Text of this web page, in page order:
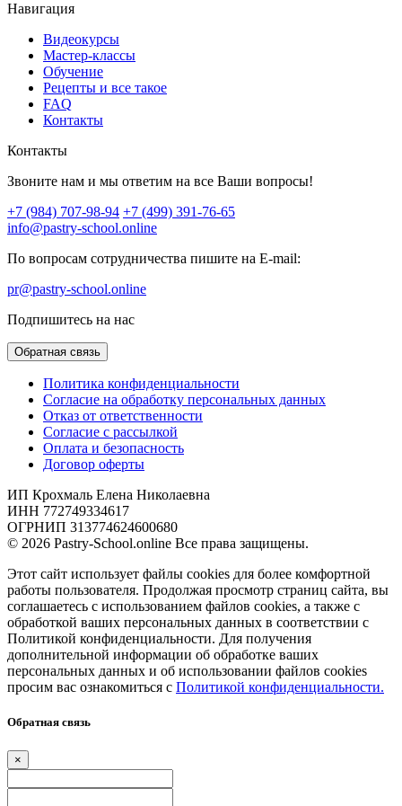
Навигация
Видеокурсы
Мастер-классы
Обучение
Рецепты и все такое
FAQ
Контакты
Контакты
Звоните нам и мы ответим на все Ваши вопросы!
+7 (984) 707-98-94 +7 (499) 391-76-65
info@pastry-school.online
По вопросам сотрудничества пишите на E-mail:
pr@pastry-school.online
Подпишитесь на нас
Обратная связь
Политика конфиденциальности
Согласие на обработку персональных данных
Отказ от ответственности
Согласие с рассылкой
Оплата и безопасность
Договор оферты
ИП Крохмаль Елена Николаевна
ИНН 772749334617
ОГРНИП 313774624600680
© 2026 Pastry-School.online Все права защищены.
Этот сайт использует файлы cookies для более комфортной
работы пользователя. Продолжая просмотр страниц сайта, вы
соглашаетесь с использованием файлов cookies, а также с
обработкой ваших персональных данных в соответствии с
Политикой конфиденциальности. Для получения
дополнительной информации об обработке ваших
персональных данных и об использовании файлов cookies
просим вас ознакомиться с Политикой конфиденциальности.
Обратная связь
×